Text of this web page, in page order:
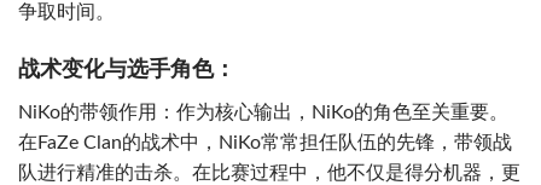
争取时间。
战术变化与选手角色：
NiKo的带领作用：作为核心输出，NiKo的角色至关重要。
在FaZe Clan的战术中，NiKo常常担任队伍的先锋，带领战
队进行精准的击杀。在比赛过程中，他不仅是得分机器，更